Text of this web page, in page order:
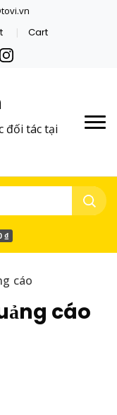
Cart
đối tác tại
₫
cáo
cáo